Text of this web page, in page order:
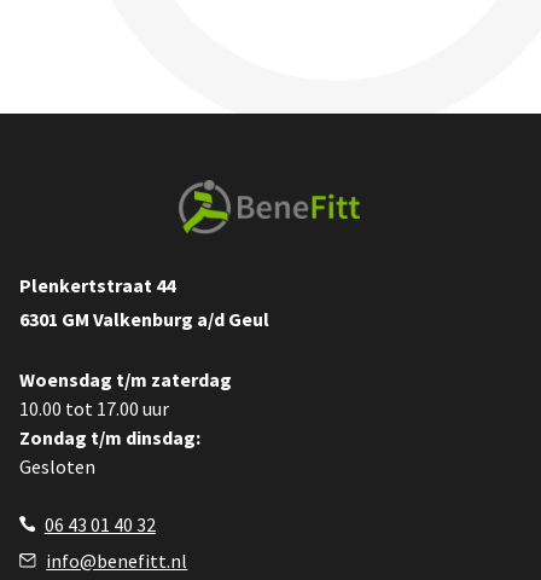
Plenkertstraat 44
6301 GM Valkenburg a/d Geul
Woensdag t/m zaterdag
10.00 tot 17.00 uur
Zondag t/m dinsdag:
Gesloten
06 43 01 40 32
info@benefitt.nl